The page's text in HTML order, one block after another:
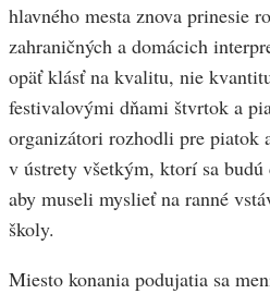
hlavného mesta znova prinesie
zahraničných a domácich
opäť klásť na kvalitu, nie
festivalovými dňami štvrtok a
organizátori rozhodli pre piatok
v ústrety všetkým, ktorí sa budú
aby museli myslieť na ranné
školy.
Miesto konania podujatia sa